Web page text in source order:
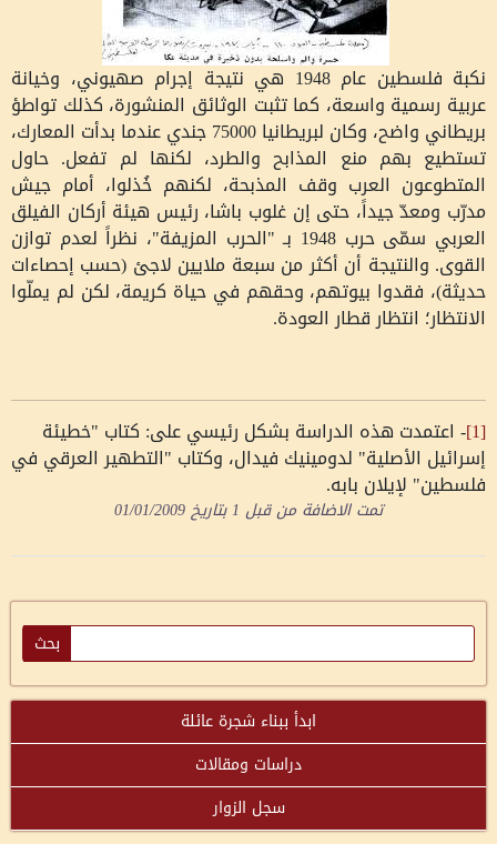
نكبة فلسطين عام 1948 هي نتيجة إجرام صهيوني، وخيانة
عربية رسمية واسعة، كما تثبت الوثائق المنشورة، كذلك تواطؤ
بريطاني واضح، وكان لبريطانيا 75000 جندي عندما بدأت المعارك،
تستطيع بهم منع المذابح والطرد، لكنها لم تفعل. حاول
المتطوعون العرب وقف المذبحة، لكنهم خُذلوا، أمام جيش
مدرّب ومعدّ جيداً، حتى إن غلوب باشا، رئيس هيئة أركان الفيلق
العربي سمّى حرب 1948 بـ "الحرب المزيفة"، نظراً لعدم توازن
القوى. والنتيجة أن أكثر من سبعة ملايين لاجئ (حسب إحصاءات
حديثة)، فقدوا بيوتهم، وحقهم في حياة كريمة، لكن لم يملّوا
الانتظار؛ انتظار قطار العودة.
[1]- اعتمدت هذه الدراسة بشكل رئيسي على: كتاب "خطيئة
إسرائيل الأصلية" لدومينيك فيدال، وكتاب "التطهير العرقي في
فلسطين" لإيلان بابه.
تمت الاضافة من قبل 1بتاريخ01/01/2009
ابدأ ببناء شجرة عائلة
دراسات ومقالات
سجل الزوار